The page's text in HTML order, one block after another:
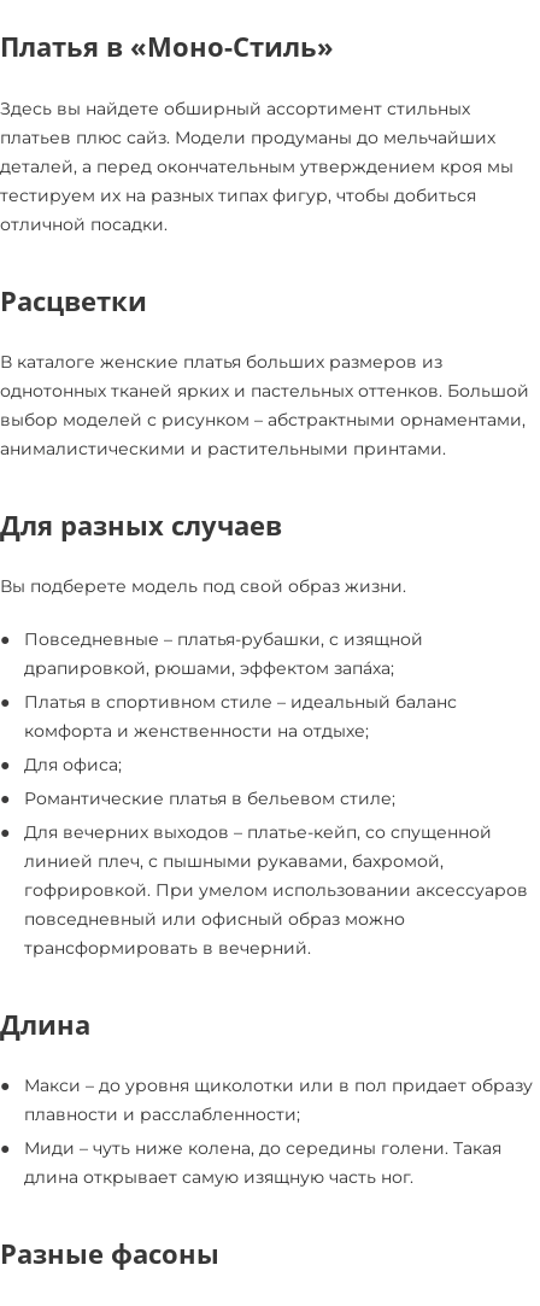
Платья в «Моно-Стиль»
Здесь вы найдете обширный ассортимент стильных
платьев плюс сайз. Модели продуманы до мельчайших
деталей, а перед окончательным утверждением кроя мы
тестируем их на разных типах фигур, чтобы добиться
отличной посадки.
Расцветки
В каталоге женские платья больших размеров из
однотонных тканей ярких и пастельных оттенков. Большой
выбор моделей с рисунком – абстрактными орнаментами,
анималистическими и растительными принтами.
Для разных случаев
Вы подберете модель под свой образ жизни.
Повседневные – платья-рубашки, с изящной
драпировкой, рюшами, эффектом запа́ха;
Платья в спортивном стиле – идеальный баланс
комфорта и женственности на отдыхе;
Для офиса;
Романтические платья в бельевом стиле;
Для вечерних выходов – платье-кейп, со спущенной
линией плеч, с пышными рукавами, бахромой,
гофрировкой. При умелом использовании аксессуаров
повседневный или офисный образ можно
трансформировать в вечерний.
Длина
Макси – до уровня щиколотки или в пол придает образу
плавности и расслабленности;
Миди – чуть ниже колена, до середины голени. Такая
длина открывает самую изящную часть ног.
Разные фасоны